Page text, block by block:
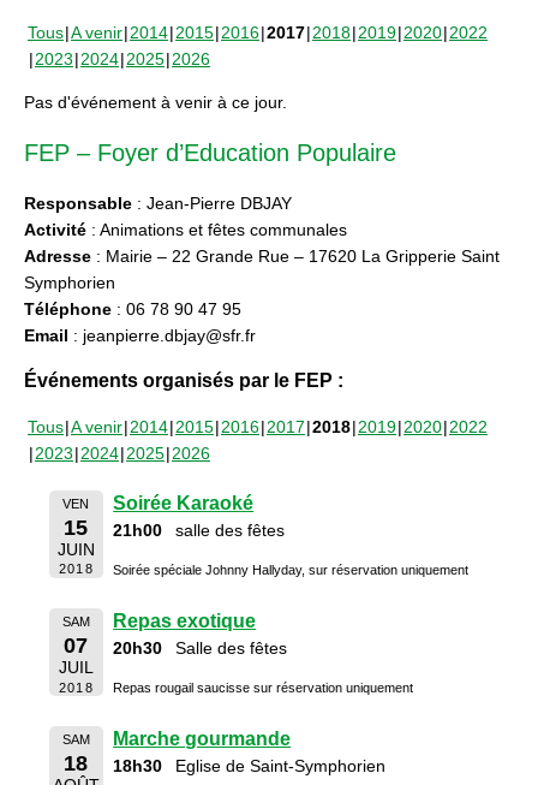
Tous A venir 2014 2015 2016 2017 2018 2019 2020 2022
2023 2024 2025 2026
Pas d'événement à venir à ce jour.
FEP – Foyer d’Education Populaire
Responsable : Jean-Pierre DBJAY
Activité : Animations et fêtes communales
Adresse : Mairie – 22 Grande Rue – 17620 La Gripperie Saint
Symphorien
Téléphone : 06 78 90 47 95
Email : jeanpierre.dbjay@sfr.fr
Événements organisés par le FEP :
Tous A venir 2014 2015 2016 2017 2018 2019 2020 2022
2023 2024 2025 2026
VEN
15
JUIN
2018
Soirée Karaoké
21h00 salle des fêtes
Soirée spéciale Johnny Hallyday, sur réservation uniquement
SAM
07
JUIL
2018
Repas exotique
20h30 Salle des fêtes
Repas rougail saucisse sur réservation uniquement
SAM
18
Marche gourmande
18h30 Eglise de Saint-Symphorien